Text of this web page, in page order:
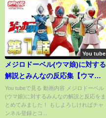
You tube
メジロドーベル(ウマ娘)に対する
解説とみんなの反応集【ウマ娘
プリティーダービー】
You tubeで見る 動画内容 メジロドーベル
(ウマ娘)に対するみんなの解説と反応をま
とめてみました！ もしよろしければチャ
ンネル登録とコ...